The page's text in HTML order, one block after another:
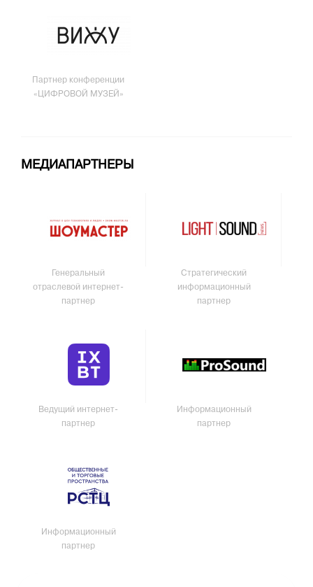
Партнер конференции
«ЦИФРОВОЙ МУЗЕЙ»
МЕДИАПАРТНЕРЫ
Генеральный
отраслевой интернет-
партнер
Стратегический
информационный
партнер
Ведущий интернет-
партнер
Информационный
партнер
Информационный
партнер